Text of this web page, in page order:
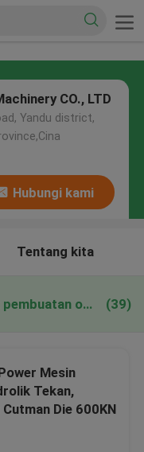
CO., LTD
Yandu district,
Hubungi kami
Tentang kita
foam die cutting equipment pembuatan online (39)
Mesin
Tekan,
Die 600KN